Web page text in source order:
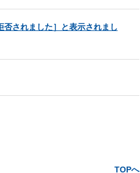
否されました］と表示されまし
TOPへ